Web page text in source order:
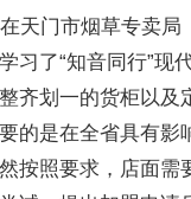
天门市烟草专卖局
习了“知音同行”现
齐划一的货柜以及
的是在全省具有影
按照要求，店面需